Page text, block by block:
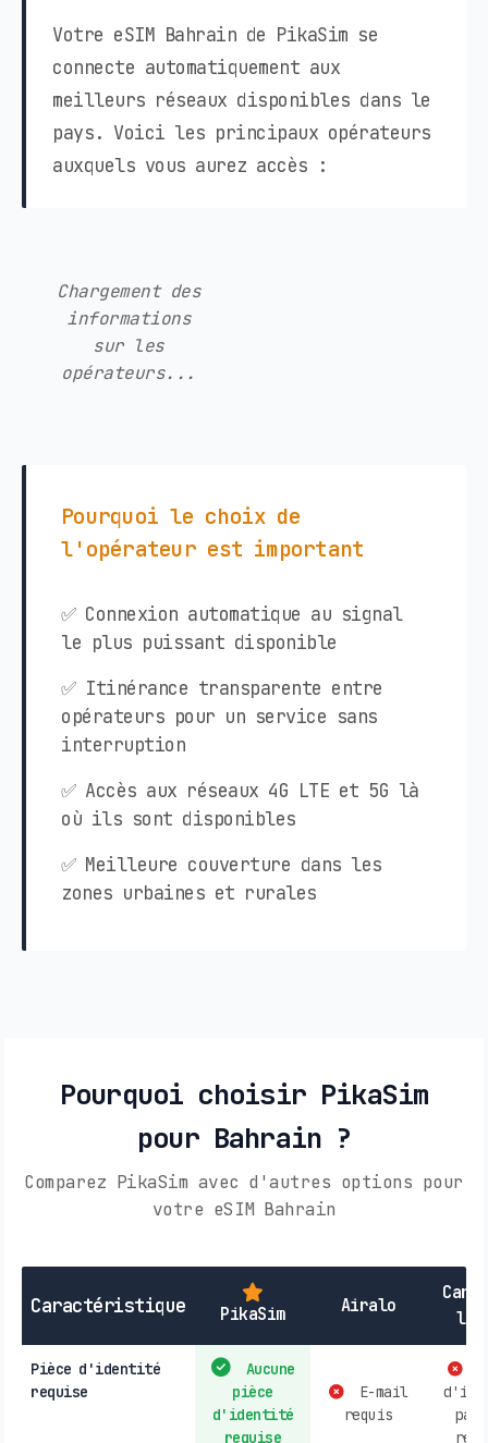
Votre eSIM Bahrain de PikaSim se
connecte automatiquement aux
meilleurs réseaux disponibles dans le
pays. Voici les principaux opérateurs
auxquels vous aurez accès :
Chargement des
informations
sur les
opérateurs...
Pourquoi le choix de
l'opérateur est important
✅ Connexion automatique au signal
le plus puissant disponible
✅ Itinérance transparente entre
opérateurs pour un service sans
interruption
✅ Accès aux réseaux 4G LTE et 5G là
où ils sont disponibles
✅ Meilleure couverture dans les
zones urbaines et rurales
Pourquoi choisir PikaSim
pour Bahrain ?
Comparez PikaSim avec d'autres options pour
votre eSIM Bahrain
Caractéristique PikaSim Airalo
Pièce d'identité
requise
Aucune
pièce
d'identité
requise
E-mail
requis